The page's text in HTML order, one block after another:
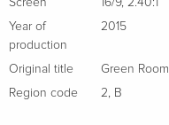
Screen 16/9, 2.40:1
Year of
production
2015
Original title
Green Room
Region code
2, B